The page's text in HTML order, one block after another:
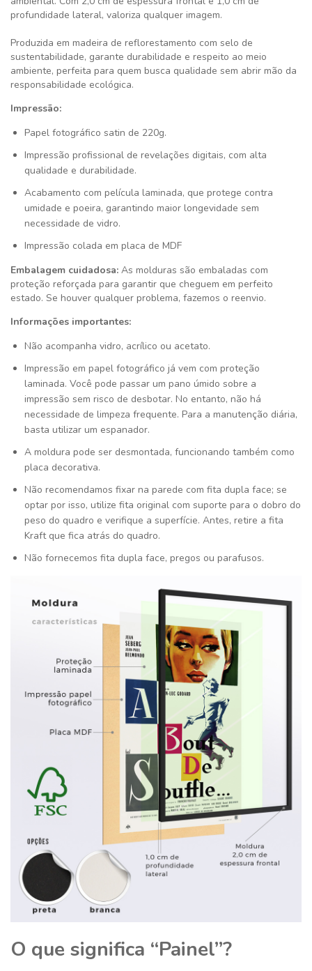
profundidade lateral, valoriza qualquer imagem.
Produzida em madeira de reflorestamento com selo de
sustentabilidade, garante durabilidade e respeito ao meio
ambiente, perfeita para quem busca qualidade sem abrir mão da
responsabilidade ecológica.
Impressão:
Papel fotográfico satin de 220g.
Impressão profissional de revelações digitais, com alta
qualidade e durabilidade.
Acabamento com película laminada, que protege contra
umidade e poeira, garantindo maior longevidade sem
necessidade de vidro.
Impressão colada em placa de MDF
Embalagem cuidadosa: As molduras são embaladas com
proteção reforçada para garantir que cheguem em perfeito
estado. Se houver qualquer problema, fazemos o reenvio.
Informações importantes:
Não acompanha vidro, acrílico ou acetato.
Impressão em papel fotográfico já vem com proteção
laminada. Você pode passar um pano úmido sobre a
impressão sem risco de desbotar. No entanto, não há
necessidade de limpeza frequente. Para a manutenção diária,
basta utilizar um espanador.
A moldura pode ser desmontada, funcionando também como
placa decorativa.
Não recomendamos fixar na parede com fita dupla face; se
optar por isso, utilize fita original com suporte para o dobro do
peso do quadro e verifique a superfície. Antes, retire a fita
Kraft que fica atrás do quadro.
Não fornecemos fita dupla face, pregos ou parafusos.
O que significa “Painel”?